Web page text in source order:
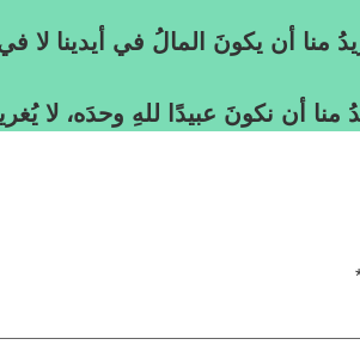
منا أن يكونَ المالُ في أيدينا لا
أن نكونَ عبيدًا للهِ وحدَه، لا